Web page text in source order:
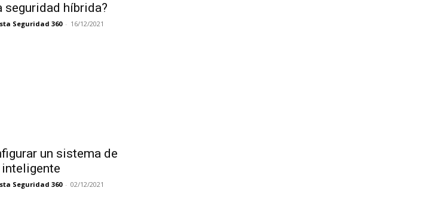
seguridad híbrida?
Seguridad 360 - 16/12/2021
un sistema de
Seguridad 360 - 02/12/2021